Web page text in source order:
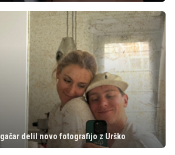
delil novo fotografijo z Urško